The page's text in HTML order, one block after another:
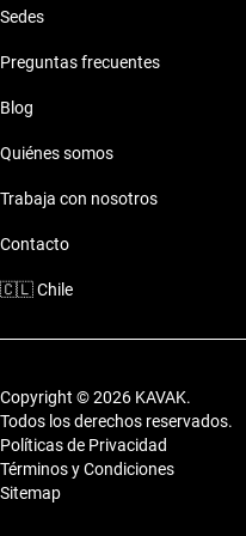
Sedes
Preguntas frecuentes
Blog
Quiénes somos
Trabaja con nosotros
Contacto
🇨🇱Chile
Copyright © 2026 KAVAK.
Todos los derechos reservados.
Políticas de Privacidad
Términos y Condiciones
Sitemap